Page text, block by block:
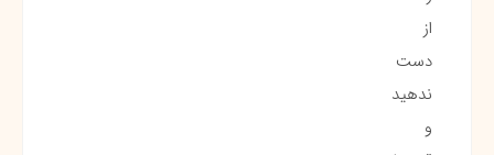
از
دست
ندهید
و